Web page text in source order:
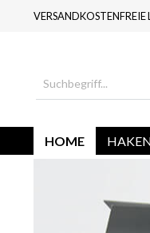
VERSANDKOSTENFREIE
HOME